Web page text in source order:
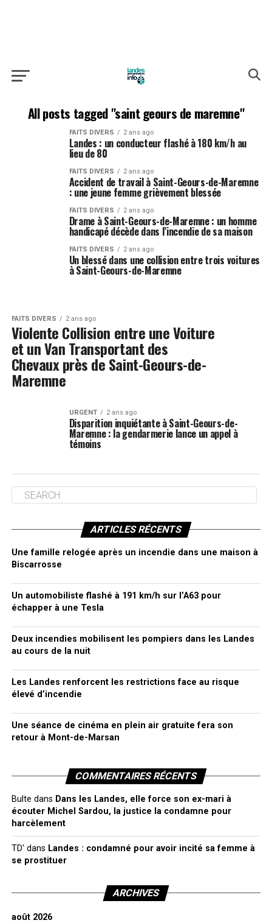
All posts tagged "saint geours de maremne"
FAITS DIVERS 2 ans ago
Landes : un conducteur flashé à 180 km/h au
lieu de 80
FAITS DIVERS 2 ans ago
Accident de travail à Saint-Geours-de-Maremne
: une jeune femme grièvement blessée
FAITS DIVERS 2 ans ago
Drame à Saint-Geours-de-Maremne : un homme
handicapé décède dans l’incendie de sa maison
FAITS DIVERS 2 ans ago
Un blessé dans une collision entre trois voitures
à Saint-Geours-de-Maremne
FAITS DIVERS 2 ans ago
Violente Collision entre une Voiture
et un Van Transportant des
Chevaux près de Saint-Geours-de-
Maremne
URGENT 2 ans ago
Disparition inquiétante à Saint-Geours-de-
Maremne : la gendarmerie lance un appel à
témoins
ARTICLES RÉCENTS
Une famille relogée après un incendie dans une maison à
Biscarrosse
Un automobiliste flashé à 191 km/h sur l’A63 pour
échapper à une Tesla
Deux incendies mobilisent les pompiers dans les Landes
au cours de la nuit
Les Landes renforcent les restrictions face au risque
élevé d’incendie
Une séance de cinéma en plein air gratuite fera son
retour à Mont-de-Marsan
COMMENTAIRES RÉCENTS
Bulte dans Dans les Landes, elle force son ex-mari à
écouter Michel Sardou, la justice la condamne pour
harcèlement
TD' dans Landes : condamné pour avoir incité sa femme à
se prostituer
ARCHIVES
août 2026